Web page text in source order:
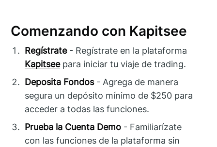
Comenzando con Kapitsee
Regístrate- Regístrate en la plataforma
Kapitseepara iniciar tu viaje de trading.
Deposita Fondos- Agrega de manera
segura un depósito mínimo de $250 para
acceder a todas las funciones.
Prueba la Cuenta Demo - Familiarízate
con las funciones de la plataforma sin